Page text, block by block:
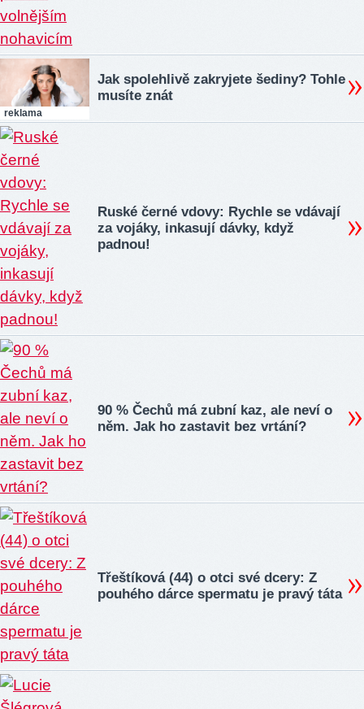
reklama
Jak spolehlivě zakryjete šediny? Tohle
musíte znát
Ruské černé vdovy: Rychle se vdávají
za vojáky, inkasují dávky, když
padnou!
90 % Čechů má zubní kaz, ale neví o
něm. Jak ho zastavit bez vrtání?
Třeštíková (44) o otci své dcery: Z
pouhého dárce spermatu je pravý táta